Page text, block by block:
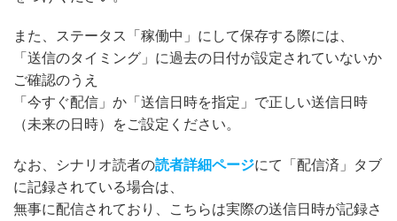
また、ステータス「稼働中」にして保存する際には、
「送信のタイミング」に過去の日付が設定されていないか
ご確認のうえ
「今すぐ配信」か「送信日時を指定」で正しい送信日時
（未来の日時）をご設定ください。
なお、シナリオ読者の読者詳細ページにて「配信済」タブ
に記録されている場合は、
無事に配信されており、こちらは実際の送信日時が記録さ